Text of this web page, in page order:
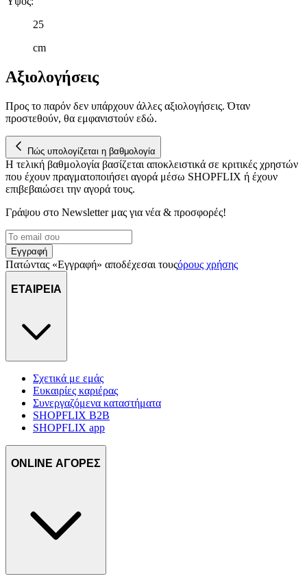
25
cm
Αξιολογήσεις
Προς το παρόν δεν υπάρχουν άλλες αξιολογήσεις. Όταν
προστεθούν, θα εμφανιστούν εδώ.
Πώς υπολογίζεται η βαθμολογία
Η τελική βαθμολογία βασίζεται αποκλειστικά σε κριτικές χρηστών
που έχουν πραγματοποιήσει αγορά μέσω SHOPFLIX ή έχουν
επιβεβαιώσει την αγορά τους.
Γράψου στο Νewsletter μας για νέα & προσφορές!
Εγγραφή
Πατώντας «Εγγραφή» αποδέχεσαι τουςόρους χρήσης
ΕΤΑΙΡΕΙΑ
Σχετικά με εμάς
Ευκαιρίες καριέρας
Συνεργαζόμενα καταστήματα
SHOPFLIX B2B
SHOPFLIX app
ONLINE ΑΓΟΡΕΣ